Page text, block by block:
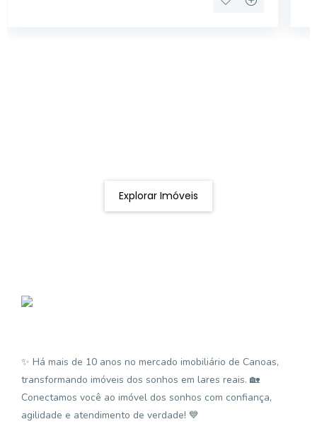
Explorar Imóveis
✨ Há mais de 10 anos no mercado imobiliário de Canoas,
transformando imóveis dos sonhos em lares reais. 🏡
Conectamos você ao imóvel dos sonhos com confiança,
agilidade e atendimento de verdade! 💙